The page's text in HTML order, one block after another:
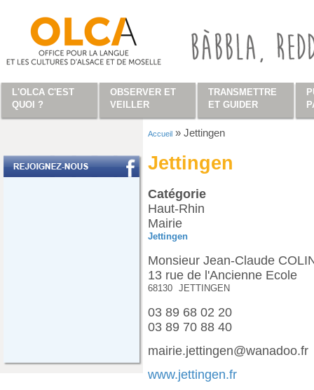
Vous êtes ici
Accueil » Jettingen
Jettingen
Catégorie
Haut-Rhin
Mairie
Jettingen
Monsieur Jean-Claude
13 rue de l'Ancienne Ecole
68130 JETTINGEN
03 89 68 02 20
03 89 70 88 40
mairie.jettingen@wanadoo.fr
www.jettingen.fr
L'OLCA C'EST
QUOI ?
OBSERVER ET
VEILLER
TRANSMETTRE
ET GUIDER